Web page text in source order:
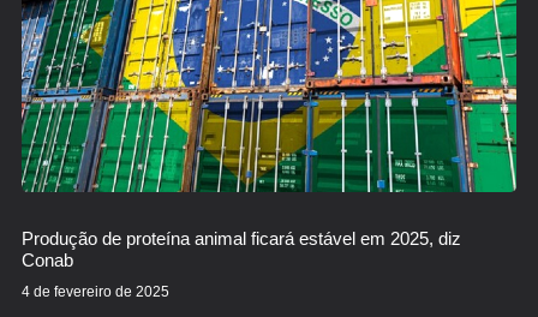
Produção de proteína animal ficará estável em 2025, diz
Conab
4 de fevereiro de 2025